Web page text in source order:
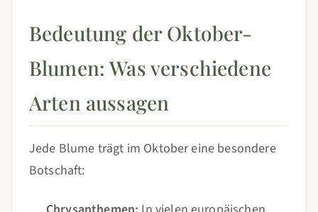
Bedeutung der Oktober-
Blumen: Was verschiedene
Arten aussagen
Jede Blume trägt im Oktober eine besondere
Botschaft: